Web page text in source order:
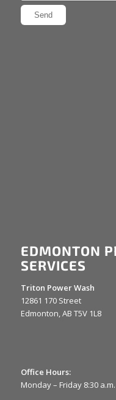
EDMONTON
SERVICES
Triton Power Wash
12861 170 Street
Edmonton, AB T5V 1L8
Office Hours:
Monday – Friday 8:30